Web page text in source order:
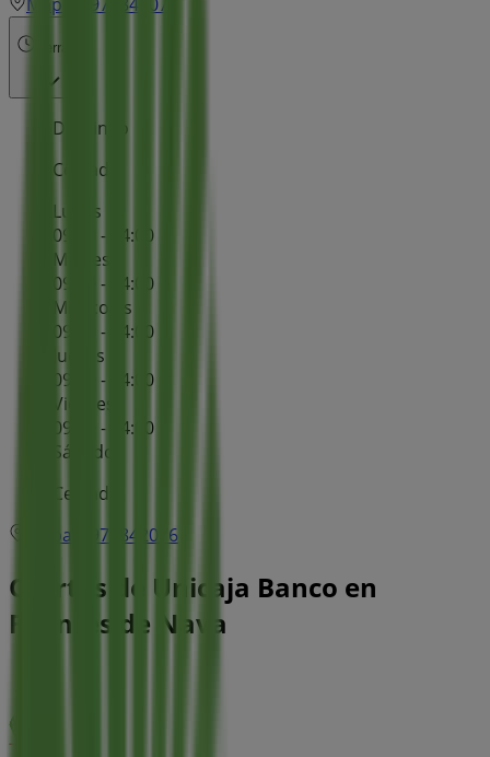
Mapa
979842076
Cerrado
Domingo
Cerrado
Lunes
09:00 - 14:00
Martes
09:00 - 14:00
Miércoles
09:00 - 14:00
Jueves
09:00 - 14:00
Viernes
09:00 - 14:00
Sábado
Cerrado
Mapa
979842076
Ofertas de Unicaja Banco en
Fuentes de Nava